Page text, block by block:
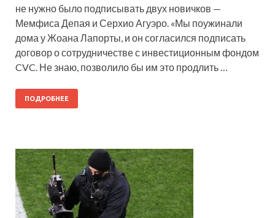
не нужно было подписывать двух новичков —
Мемфиса Депая и Серхио Агуэро. «Мы поужинали
дома у Жоана Лапорты, и он согласился подписать
договор о сотрудничестве с инвестиционным фондом
CVC. Не знаю, позволило бы им это продлить …
ПОДРОБНЕЕ